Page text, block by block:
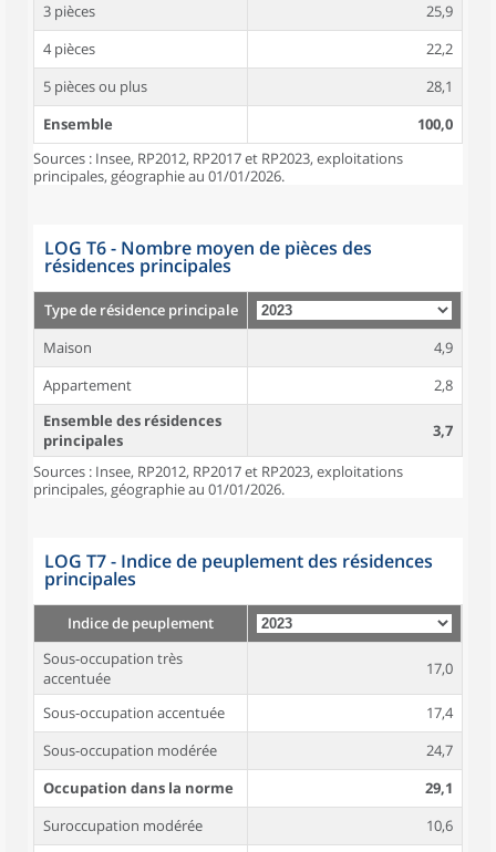
3 pièces
25,9
4 pièces
22,2
5 pièces ou plus
28,1
Ensemble
100,0
Sources : Insee, RP2012, RP2017 et RP2023, exploitations
principales, géographie au 01/01/2026.
LOG T6 - Nombre moyen de pièces des
résidences principales
Type de résidence principale
Maison
4,9
Appartement
2,8
Ensemble des résidences
principales
3,7
Sources : Insee, RP2012, RP2017 et RP2023, exploitations
principales, géographie au 01/01/2026.
LOG T7 - Indice de peuplement des résidences
principales
Indice de peuplement
Sous-occupation très
accentuée
17,0
Sous-occupation accentuée
17,4
Sous-occupation modérée
24,7
Occupation dans la norme
29,1
Suroccupation modérée
10,6